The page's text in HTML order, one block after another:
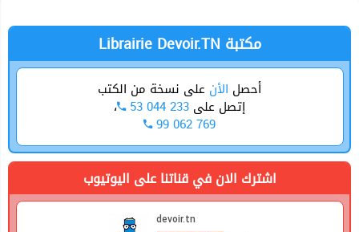
Librairie Devoir.TN مكتبة
أحصل الأن على نسخة من الكتب
إتصل على 53 044 233 ،
99 062 769
اشترك الان في قناتنا على اليوتيوب